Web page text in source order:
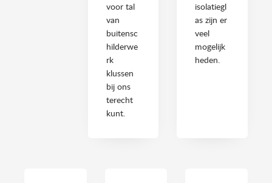
voor tal
van
buitensc
hilderwe
rk
klussen
bij ons
terecht
kunt.
isolatiegl
as zijn er
veel
mogelijk
heden.